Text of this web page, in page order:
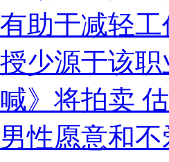
助于减轻
少源于该
》将拍卖
性愿意和